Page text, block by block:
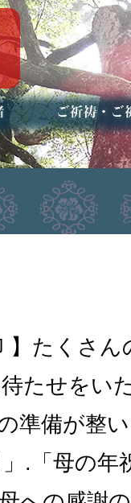
ご祈祷・ご祈
安産祈願
初宮参り
七五三詣
長寿のお祝い
神前結婚式
厄祓い・方位
車のお祓い
地鎮祭
神葬祭（神式
】たくさ
たせをい
準備が整
.「母の年